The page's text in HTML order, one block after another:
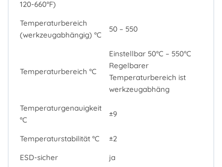
120-660°F)
Temperaturbereich
(werkzeugabhängig) °C
50 – 550
Temperaturbereich °C
Einstellbar 50°C – 550°C
Regelbarer
Temperaturbereich ist
werkzeugabhäng
Temperaturgenauigkeit
°C
±9
Temperaturstabilität °C
±2
ESD-sicher
ja